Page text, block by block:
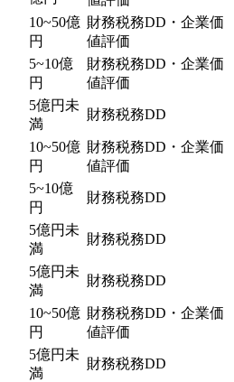
10~50億
円
財務税務DD・企業価
値評価
5~10億
円
財務税務DD・企業価
値評価
5億円未
満
財務税務DD
10~50億
円
財務税務DD・企業価
値評価
5~10億
円
財務税務DD
5億円未
満
財務税務DD
5億円未
満
財務税務DD
10~50億
円
財務税務DD・企業価
値評価
5億円未
満
財務税務DD